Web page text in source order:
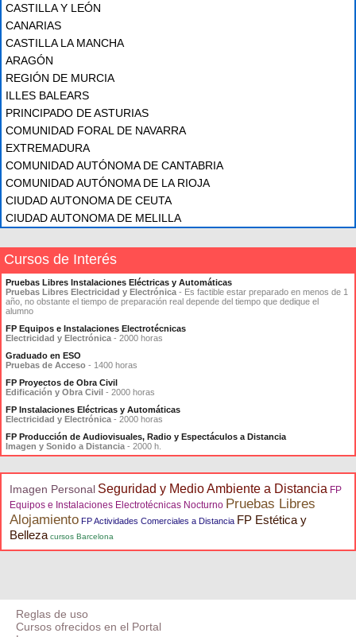
CASTILLA Y LEÓN
CANARIAS
CASTILLA LA MANCHA
ARAGÓN
REGIÓN DE MURCIA
ILLES BALEARS
PRINCIPADO DE ASTURIAS
COMUNIDAD FORAL DE NAVARRA
EXTREMADURA
COMUNIDAD AUTÓNOMA DE CANTABRIA
COMUNIDAD AUTÓNOMA DE LA RIOJA
CIUDAD AUTONOMA DE CEUTA
CIUDAD AUTONOMA DE MELILLA
Cursos de Interés
Pruebas Libres Instalaciones Eléctricas y Automáticas
Pruebas Libres Electricidad y Electrónica - Es factible estar preparado en menos de 1
año, no obstante el tiempo de preparación real depende del tiempo que dedique el
alumno
FP Equipos e Instalaciones Electrotécnicas
Electricidad y Electrónica - 2000 horas
Graduado en ESO
Pruebas de Acceso - 1400 horas
FP Proyectos de Obra Civil
Edificación y Obra Civil - 2000 horas
FP Instalaciones Eléctricas y Automáticas
Electricidad y Electrónica - 2000 horas
FP Producción de Audiovisuales, Radio y Espectáculos a Distancia
Imagen y Sonido a Distancia - 2000 h.
Imagen Personal Seguridad y Medio Ambiente a Distancia FP
Equipos e Instalaciones Electrotécnicas Nocturno Pruebas Libres
Alojamiento FP Actividades Comerciales a Distancia FP Estética y
Belleza cursos Barcelona
Reglas de uso
Cursos ofrecidos en el Portal